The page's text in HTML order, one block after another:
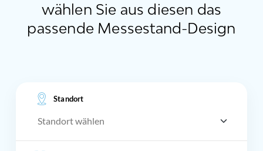
wählen Sie aus diesen das
passende Messestand-Design
Standort